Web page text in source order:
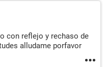
con reflejo y rechaso de
alludame porfavor